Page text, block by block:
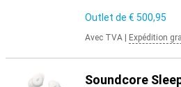
Outlet de € 500,95
Avec TVA Expédition
Soundcore